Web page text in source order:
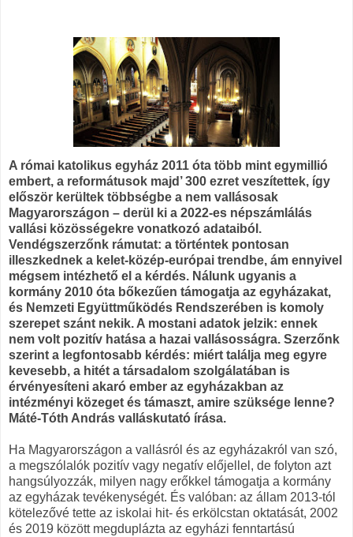
A római katolikus egyház 2011 óta több mint egymillió
embert, a reformátusok majd’ 300 ezret veszítettek, így
először kerültek többségbe a nem vallásosak
Magyarországon – derül ki a 2022-es népszámlálás
vallási közösségekre vonatkozó adataiból.
Vendégszerzőnk rámutat: a történtek pontosan
illeszkednek a kelet-közép-európai trendbe, ám ennyivel
mégsem intézhető el a kérdés. Nálunk ugyanis a
kormány 2010 óta bőkezűen támogatja az egyházakat,
és Nemzeti Együttműködés Rendszerében is komoly
szerepet szánt nekik. A mostani adatok jelzik: ennek
nem volt pozitív hatása a hazai vallásosságra. Szerzőnk
szerint a legfontosabb kérdés: miért találja meg egyre
kevesebb, a hitét a társadalom szolgálatában is
érvényesíteni akaró ember az egyházakban az
intézményi közeget és támaszt, amire szüksége lenne?
Máté-Tóth András valláskutató írása.
Ha Magyarországon a vallásról és az egyházakról van szó,
a megszólalók pozitív vagy negatív előjellel, de folyton azt
hangsúlyozzák, milyen nagy erőkkel támogatja a kormány
az egyházak tevékenységét. És valóban: az állam 2013-tól
kötelezővé tette az iskolai hit- és erkölcstan oktatását, 2002
és 2019 között megduplázta az egyházi fenntartású